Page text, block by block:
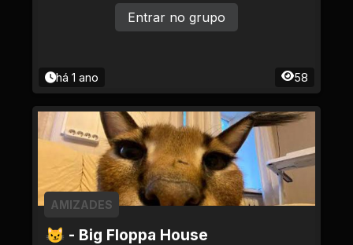
há 1 ano 58
Entrar no grupo
😼 - Big Floppa House
AMIZADES